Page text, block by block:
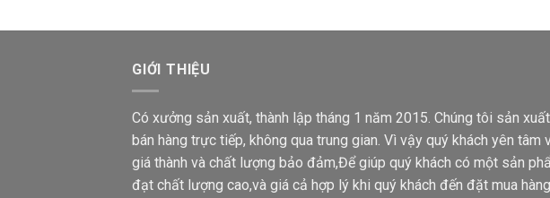
GIỚI THIỆU
Có xưởng sản xuất, thành lập tháng 1 năm 2015. Chúng tôi sản
bán hàng trực tiếp, không qua trung gian. Vì vậy quý khách yên tâm
giá thành và chất lượng bảo đảm,Để giúp quý khách có một sản
đạt chất lượng cao,và giá cả hợp lý khi quý khách đến đặt mua